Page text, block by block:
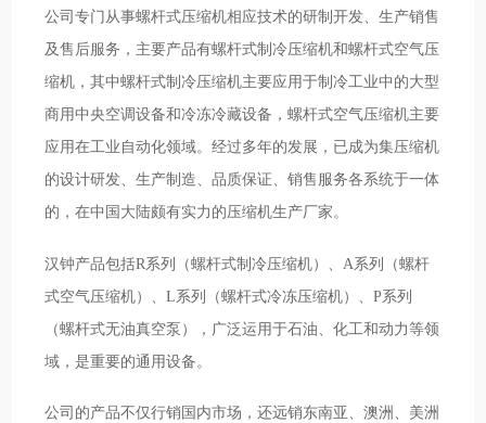
公司专门从事螺杆式压缩机相应技术的研制开发、生产销售
及售后服务，主要产品有螺杆式制冷压缩机和螺杆式空气压
缩机，其中螺杆式制冷压缩机主要应用于制冷工业中的大型
商用中央空调设备和冷冻冷藏设备，螺杆式空气压缩机主要
应用在工业自动化领域。经过多年的发展，已成为集压缩机
的设计研发、生产制造、品质保证、销售服务各系统于一体
的，在中国大陆颇有实力的压缩机生产厂家。
汉钟产品包括R系列（螺杆式制冷压缩机）、A系列（螺杆
式空气压缩机）、L系列（螺杆式冷冻压缩机）、P系列
（螺杆式无油真空泵），广泛运用于石油、化工和动力等领
域，是重要的通用设备。
公司的产品不仅行销国内市场，还远销东南亚、澳洲、美洲